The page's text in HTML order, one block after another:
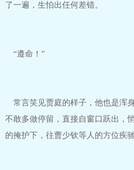
了一遍，生怕出任何差错。
“遵命！”
常言笑见贾庭的样子，他也是浑
不敢多做停留，直接自窗口跃出，
的掩护下，往曹少钦等人的方位疾驰